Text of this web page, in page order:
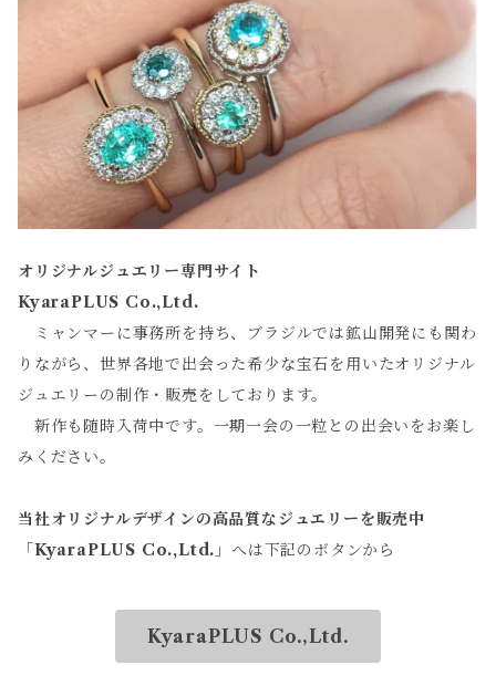
オリジナルジュエリー専門サイト
KyaraPLUS Co.,Ltd.
ミャンマーに事務所を持ち、ブラジルでは鉱山開発にも関わ
りながら、世界各地で出会った希少な宝石を用いたオリジナル
ジュエリーの制作・販売をしております。
新作も随時入荷中です。一期一会の一粒との出会いをお楽し
みください。
当社オリジナルデザインの高品質なジュエリーを販売中
「 KyaraPLUS Co.,Ltd. 」へは下記のボタンから
KyaraPLUS Co.,Ltd.